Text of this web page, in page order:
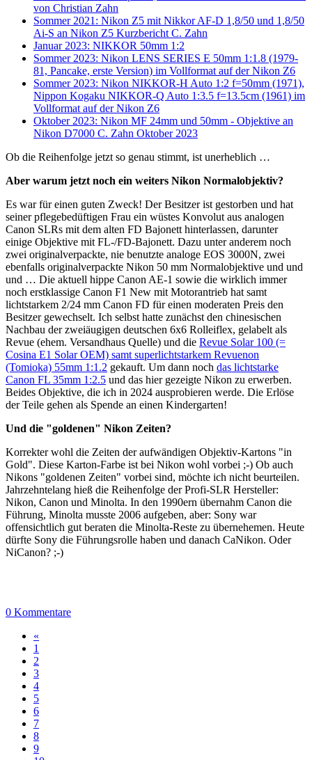
von Christian Zahn
Sommer 2021: Nikon Z5 mit Nikkor AF-D 1,8/50 und 1,8/50
Ai-S an Nikon Z5 Kurzbericht C. Zahn
Januar 2023: NIKKOR 50mm 1:2
Sommer 2023: Nikon LENS SERIES E 50mm 1:1.8 (1979-
81, Pancake, erste Version) im Vollformat auf der Nikon Z6
Sommer 2023: Nikon NIKKOR-H Auto 1:2 f=50mm (1971),
Nippon Kogaku NIKKOR-Q Auto 1:3.5 f=13.5cm (1961) im
Vollformat auf der Nikon Z6
Oktober 2023: Nikon MF 24mm und 50mm - Objektive an
Nikon D7000 C. Zahn Oktober 2023
Ob die Reihenfolge jetzt so genau stimmt, ist unerheblich …
Aber warum jetzt noch ein weiters Nikon Normalobjektiv?
Es war für einen guten Zweck! Der Besitzer ist gestorben und hat
seiner pflegebedüftigen Frau ein wüstes Konvolut aus analogen
Canon SLRs mit dem alten FD Bajonett hinterlassen, darunter
einige Objektive mit FL-/FD-Bajonett. Dazu unter anderem noch
zwei originalverpackte, nie benutzte analoge EOS 3000N, zwei
ebenfalls originalverpackte Nikon 50 mm Normalobjektive und und
und … Die aktuell hippe Canon AE-1 sowie die wirklich immer
noch erstklassige Canon F1 New mit Motorantrieb hat samt
lichtstarkem 2/24 mm Canon FD für einen moderaten Preis den
Besitzer gewechselt. Ich selbst hatte zunächst den chinesischen
Nachbau der zweiäugigen deutschen 6x6 Rolleiflex, gelabelt als
Revue (ehem. Versandhaus Quelle) und die Revue Solar 100 (=
Cosina E1 Solar OEM) samt superlichtstarkem Revuenon
(Tomioka) 55mm 1:1.2 gekauft. Um dann noch das lichtstarke
Canon FL 35mm 1:2.5 und das hier gezeigte Nikon zu erwerben.
Beides Objektive, die ich in 2024 ausprobieren werde. Die Erlöse
der Teile gehen als Spende an einen Kindergarten!
Und die "goldenen" Nikon Zeiten?
Korrekter wohl die Zeiten der aufwändigen Objektiv-Kartons "in
Gold". Diese Karton-Farbe ist bei Nikon wohl vorbei ;-) Ob auch
Nikons "goldenen Zeiten" vorbei sind, möchte ich nicht beurteilen.
Jahrzehntelang hieß die Reihenfolge der Profi-SLR Hersteller:
Nikon, Canon und Minolta. In den 1990ern übernahm Canon die
Führung, Minolta musste 2006 aufgeben, aber: Sony war
offensichtlich gut beraten die Minolta-Reste zu übernehemen. Heute
dürfte Sony die Führungsrolle haben und danach CaNikon. Oder
NiCanon? ;-)
0 Kommentare
«
1
2
3
4
5
6
7
8
9